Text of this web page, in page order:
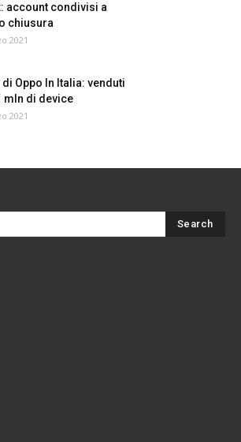
account condivisi a
chiusura
2021
di Oppo In Italia: venduti
mln di device
2021